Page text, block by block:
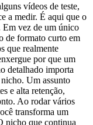
vídeos de teste,
a medir. É aqui que o
Em vez de um único
de formato curto em
que realmente
por que um
detalhado importa
Um assunto
e alta retenção,
Ao rodar vários
transforma um
nicho que continua